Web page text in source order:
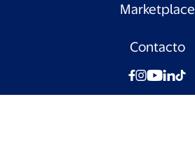
Marketplace
Contacto